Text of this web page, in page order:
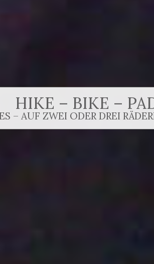
HIKE – BIKE –
– AUF ZWEI ODER DREI